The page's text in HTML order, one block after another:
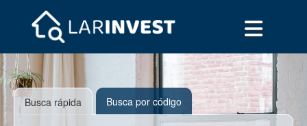
Busca rápida Busca por código